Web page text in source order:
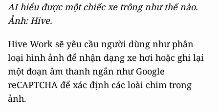
AI hiểu được một chiếc xe trông như thế nào.
Ảnh: Hive.
Hive Work sẽ yêu cầu người dùng như phân
loại hình ảnh để nhận dạng xe hơi hoặc ghi lại
một đoạn âm thanh ngắn như Google
reCAPTCHA để xác định các loài chim trong
ảnh.